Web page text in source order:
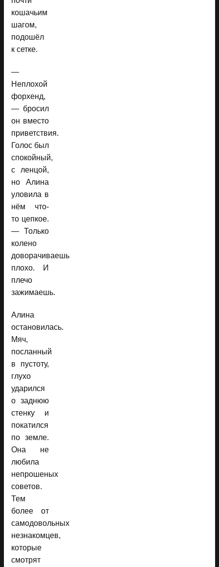
кошачьим
шагом,
подошёл
к сетке.
—
Неплохой
форхенд,
— бросил
он вместо
приветствия.
Голос был
спокойный,
с ленцой,
но Алина
уловила в
нём что-
то цепкое.
— Только
колено
доворачиваешь
плохо. И
плечо
зажимаешь.
Алина
остановилась.
Мяч,
посланный
в пустоту,
глухо
ударился
о заднюю
стенку и
покатился
по земле.
Она не
любила
непрошеных
советов.
Тем
более от
самодовольных
незнакомцев,
которые
смотрят